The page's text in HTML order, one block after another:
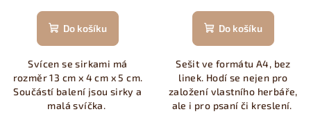
Do košíku
Svícen se sirkami má
rozměr 13 cm x 4 cm x 5 cm.
Součástí balení jsou sirky a
malá svíčka.
Do košíku
Sešit ve formátu A4, bez
linek. Hodí se nejen pro
založení vlastního herbáře,
ale i pro psaní či kreslení.